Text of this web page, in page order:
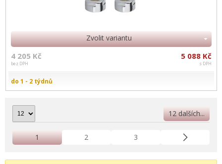
Zvolit variantu
4 205 Kč
bez DPH
5 088 Kč
s DPH
do 1 - 2 týdnů
12 dalších...
1 2 3